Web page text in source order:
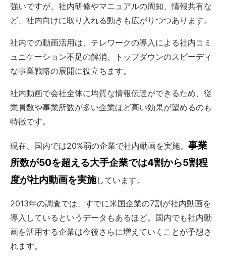
強いですが、社内研修やマニュアルの周知、情報共有な
ど、社内向けに取り入れる動きも広がりつつあります。
社内での動画活用は、テレワークの導入による社内コミ
ュニケーション不足の解消、トップダウンのスピーディ
な事業戦略の展開に役立ちます。
社内動画で会社全体に均質な情報伝達ができるため、従
業員数や事業所数が多い企業ほど高い効果が望めるのも
特徴です。
現在、国内では20%弱の企業で社内動画を実施。 事業
所数が50を超える大手企業では4割から5割程
度が社内動画を実施しています。
2013年の調査では、すでに米国企業の7割が社内動画を
導入しているというデータもあるほど。国内でも社内動
画を活用する企業は今後さらに増えていくことが予想さ
れます。